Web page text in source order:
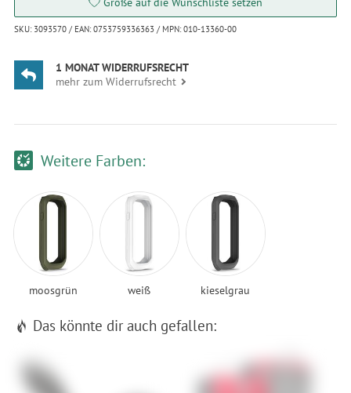
SKU: 3093570 / EAN: 0753759336363 / MPN: 010-13360-00
1 MONAT WIDERRUFSRECHT
mehr zum Widerrufsrecht
Weitere Farben:
moosgrün weiß kieselgrau
Das könnte dir auch gefallen: